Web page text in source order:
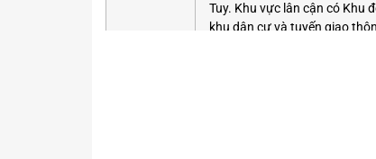
Tuy. Khu vực lân cận có Khu
khu dân cư và tuyến giao